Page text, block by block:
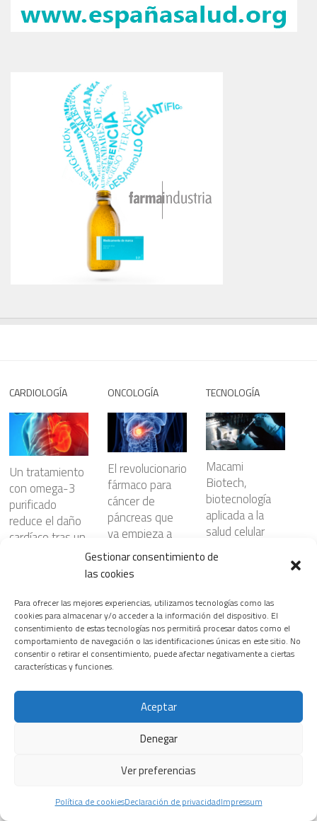
Gestionar consentimiento de
las cookies
Para ofrecer las mejores experiencias, utilizamos tecnologías como las
cookies para almacenar y/o acceder a la información del dispositivo. El
consentimiento de estas tecnologías nos permitirá procesar datos como el
comportamiento de navegación o las identificaciones únicas en este sitio. No
consentir o retirar el consentimiento, puede afectar negativamente a ciertas
características y funciones.
Aceptar
Denegar
Ver preferencias
Política de cookiesDeclaración de privacidadImpressum
CARDIOLOGÍA
Un tratamiento
con omega-3
purificado
reduce el daño
cardíaco tras un
infarto al actuar
corazón
6 JUNIO, 2026
Riesgos
s ocultos en
ONCOLOGÍA
El revolucionario
fármaco para
cáncer de
páncreas que
ya empieza a
beneficiar al
enfermo
¿Nanopartículas
para atacar el
cáncer con
precisión?
23 JULIO, 2026
TECNOLOGÍA
Macami
Biotech,
biotecnología
aplicada a la
salud celular
Siemens
Healthineers
inaugura la
del T.H.E.
Summit, su
sistema